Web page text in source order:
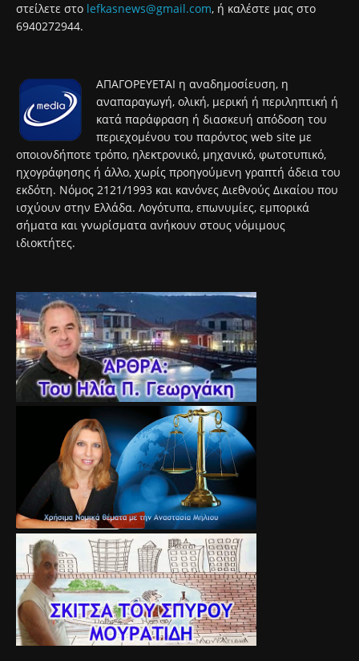
στείλετε στο lefkasnews@gmail.com, ή καλέστε μας στο
6940272944.
ΑΠΑΓΟΡΕΥΕΤΑΙ η αναδημοσίευση, η
αναπαραγωγή, ολική, μερική ή περιληπτική ή
κατά παράφραση ή διασκευή απόδοση του
περιεχομένου του παρόντος web site με
οποιονδήποτε τρόπο, ηλεκτρονικό, μηχανικό, φωτοτυπικό,
ηχογράφησης ή άλλο, χωρίς προηγούμενη γραπτή άδεια του
εκδότη. Νόμος 2121/1993 και κανόνες Διεθνούς Δικαίου που
ισχύουν στην Ελλάδα. Λογότυπα, επωνυμίες, εμπορικά
σήματα και γνωρίσματα ανήκουν στους νόμιμους
ιδιοκτήτες.